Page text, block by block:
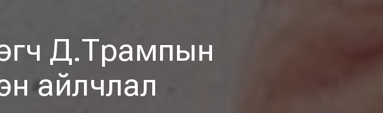
Д.Трампын
айлчлал